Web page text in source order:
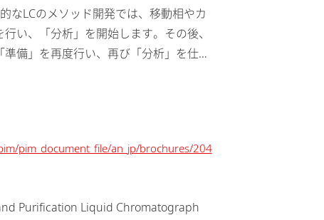
なLCのメソッド開発では、移動相やカ
い、「分析」を開始します。その後、
備」を再度行い、再び「分析」を仕掛
、分析者にとって...
pim_document_file/an_jp/brochures/204
Purification Liquid Chromatograph